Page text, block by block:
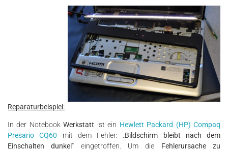
In der NotebookWerkstatt
Presario CQ60mit dem Fehler: „Bildschirm bleibt nach dem
Einschalten dunkel“ eingetroffen. Um die
Fehlerursache zu
lokalisieren, hat unser Werkstatt Leiter eineneue, funktionierende